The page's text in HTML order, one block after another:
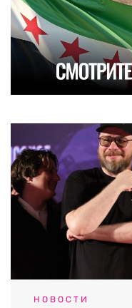
НОВОСТИ